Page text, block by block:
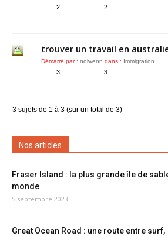
2 2
trouver un travail en
Démarré par : nolwenn dans : Immigration
3 3
3 sujets de 1 à 3 (sur un total de 3)
Nos articles
Fraser Island : la plus grande île de
monde
5 septembre 2023
Great Ocean Road : une route entre surf,